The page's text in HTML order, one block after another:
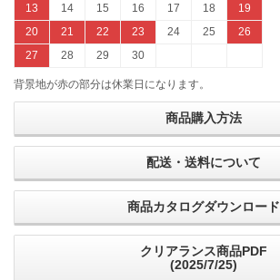
13
14 15 16 17 18
19
20
21 22 23 24 25
26
27
28 29 30
背景地が赤の部分は休業日になります。
商品購入方法
配送・送料について
商品カタログダウンロード
クリアランス商品PDF
(2025/7/25)